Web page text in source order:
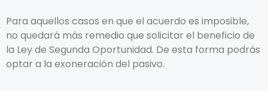
Para aquellos casos en que el acuerdo es imposible,
no quedará más remedio que solicitar el beneficio de
la Ley de Segunda Oportunidad. De esta forma podrás
optar a la exoneración del pasivo.